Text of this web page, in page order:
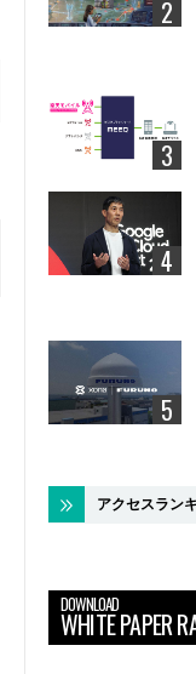
アクセスラン
DOWNLOAD
WHITE PAPER